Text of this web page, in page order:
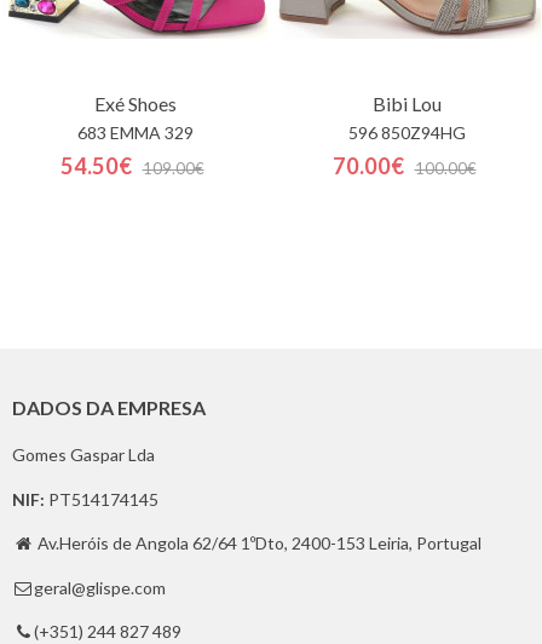
Exé Shoes
683 EMMA 329
54.50€ 109.00€
Bibi Lou
596 850Z94HG
70.00€ 100.00€
DADOS DA EMPRESA
Gomes Gaspar Lda
NIF: PT514174145
 Av.Heróis de Angola 62/64 1ºDto, 2400-153 Leiria, Portugal
 geral@glispe.com
 (+351) 244 827 489